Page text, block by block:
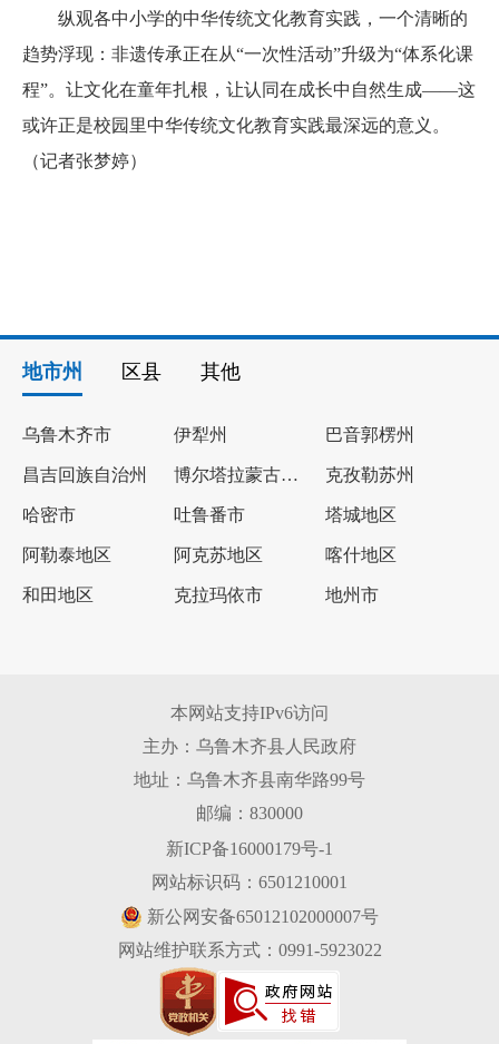
纵观各中小学的中华传统文化教育实践，一个清晰的
趋势浮现：非遗传承正在从“一次性活动”升级为“体系化课
程”。让文化在童年扎根，让认同在成长中自然生成——这
或许正是校园里中华传统文化教育实践最深远的意义。
（记者张梦婷）
地市州 区县 其他
乌鲁木齐市 伊犁州 巴音郭楞州
昌吉回族自治州 博尔塔拉蒙古自治州 克孜勒苏州
哈密市 吐鲁番市 塔城地区
阿勒泰地区 阿克苏地区 喀什地区
和田地区 克拉玛依市 地州市
本网站支持IPv6访问
主办：乌鲁木齐县人民政府
地址：乌鲁木齐县南华路99号
邮编：830000
新ICP备16000179号-1
网站标识码：6501210001
新公网安备65012102000007号
网站维护联系方式：0991-5923022